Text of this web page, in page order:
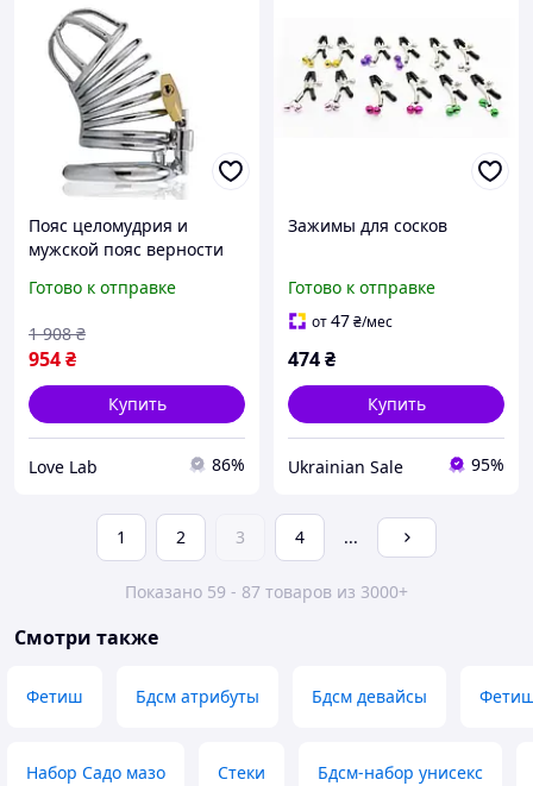
Пояс целомудрия и
мужской пояс верности
Идеально для садо мазо,
атрибутики, парней и
пар
Готово к отправке
954₴
1 908 ₴
Купить
Love Lab 86%
Зажимы для сосков
Готово к отправке
от47₴/мес
474₴
Купить
Ukrainian Sale 95%
1 2 3 4 ...
Показано 59 - 87 товаров из 3000+
Смотри также
Фетиш Бдсм атрибуты Бдсм девайсы
Набор Садо мазо Стеки Бдсм-набор унисекс